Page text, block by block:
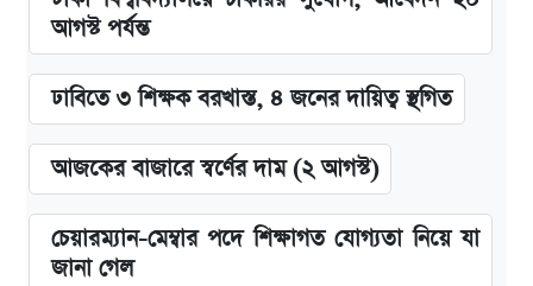
আগস্ট পর্যন্ত
ঢাবিতে ৩ শিক্ষক বরখাস্ত, ৪ জনের দায়িত্ব স্থগিত
আজকের বাজারে স্বর্ণের দাম (২ আগস্ট)
চেয়ারম্যান-মেম্বার পদে শিক্ষাগত যোগ্যতা নিয়ে যা
জানা গেল